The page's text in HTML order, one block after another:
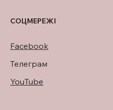
СОЦМЕРЕЖІ
Facebook
Телеграм
YouTube